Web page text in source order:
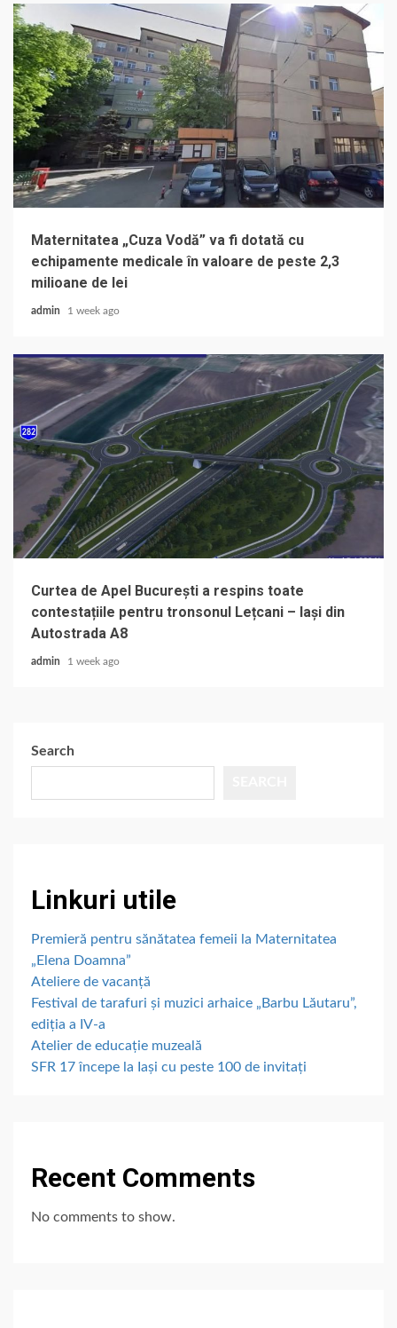
Maternitatea „Cuza Vodă” va fi dotată cu
echipamente medicale în valoare de peste 2,3
milioane de lei
admin 1 week ago
Curtea de Apel București a respins toate
contestațiile pentru tronsonul Lețcani – Iași din
Autostrada A8
admin 1 week ago
Search
Linkuri utile
Premieră pentru sănătatea femeii la Maternitatea
„Elena Doamna”
Ateliere de vacanță
Festival de tarafuri și muzici arhaice „Barbu Lăutaru”,
ediția a IV-a
Atelier de educație muzeală
SFR 17 începe la Iași cu peste 100 de invitați
Recent Comments
No comments to show.